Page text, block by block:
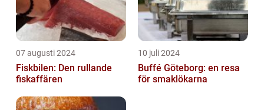
07 augusti 2024
Fiskbilen: Den rullande
fiskaffären
10 juli 2024
Buffé Göteborg: en resa
för smaklökarna